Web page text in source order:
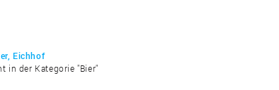
Eichhof
in der Kategorie "Bier"